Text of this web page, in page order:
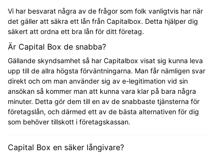
Vi har besvarat några av de frågor som folk vanligtvis har när
det gäller att säkra ett lån från Capitalbox. Detta hjälper dig
säkert att ordna ett bra lån för ditt företag.
Är Capital Box de snabba?
Gällande skyndsamhet så har Capitalbox visat sig kunna leva
upp till de allra högsta förväntningarna. Man får nämligen svar
direkt och om man använder sig av e-legitimation vid sin
ansökan så kommer man att kunna vara klar på bara några
minuter. Detta gör dem till en av de snabbaste tjänsterna för
företagslån, och därmed ett av de bästa alternativen för dig
som behöver tillskott i företagskassan.
Capital Box en säker långivare?